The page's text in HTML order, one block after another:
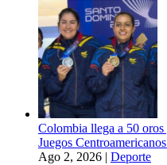
Colombia llega a 50
Juegos
Ago 2, 2026 | Deporte